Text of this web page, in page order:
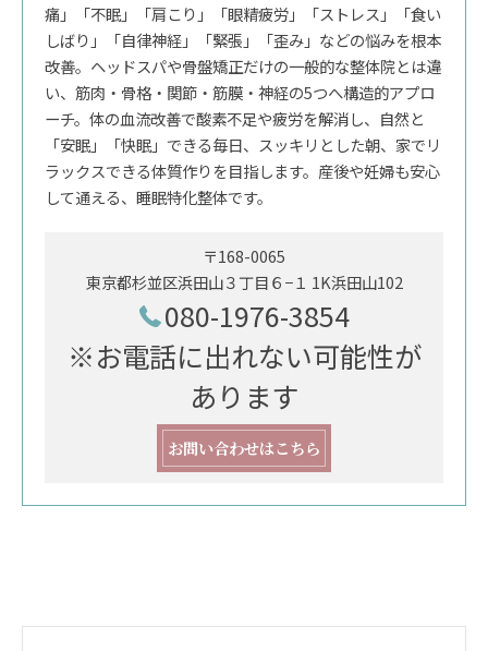
痛」「不眠」「肩こり」「眼精疲労」「ストレス」「食い
しばり」「自律神経」「緊張」「歪み」などの悩みを根本
改善。ヘッドスパや骨盤矯正だけの一般的な整体院とは違
い、筋肉・骨格・関節・筋膜・神経の5つへ構造的アプロ
ーチ。体の血流改善で酸素不足や疲労を解消し、自然と
「安眠」「快眠」できる毎日、スッキリとした朝、家でリ
ラックスできる体質作りを目指します。産後や妊婦も安心
して通える、睡眠特化整体です。
〒168-0065
東京都杉並区浜田山３丁目６−１ 1K浜田山102
080-1976-3854
※お電話に出れない可能性が
あります
お問い合わせはこちら